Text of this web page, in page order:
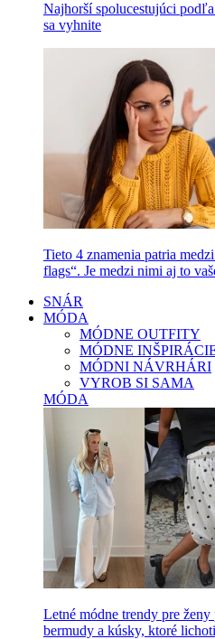
Najhorší spolucestujúci
sa vyhnite
Tieto 4 znamenia patria
flags“. Je medzi nimi aj to
SNÁR
MÓDA
MÓDNE OUTFITY
MÓDNE
MÓDNI NÁVRHÁRI
VYROB SI SAMA
MÓDA
Letné módne trendy pre
bermudy a kúsky, ktoré